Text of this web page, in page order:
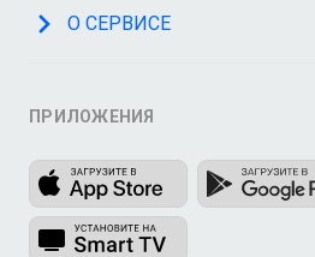
О СЕРВИСЕ
ПРИЛОЖЕНИЯ